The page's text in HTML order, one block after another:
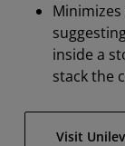
inside a
stack the
Visit